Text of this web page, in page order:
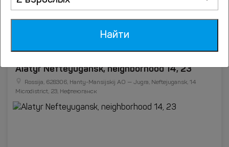
Alatyr Nefteyugansk, neighborhood 14, 23
Rossija, 628306, Hanty-Mansijskij AO — Jugra, Neftejugansk, 14
Microdistrict, 23, Нефтеюганск
Найти